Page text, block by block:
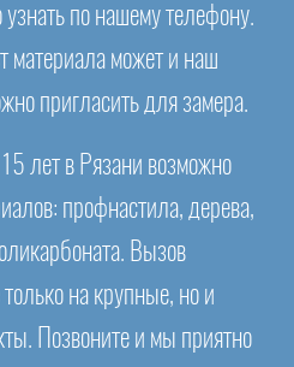
узнать по нашему телефону.
материала может и наш
пригласить для замера.
лет в Рязани возможно
профнастила, дерева,
Вызов
на крупные, но и
Позвоните и мы приятно